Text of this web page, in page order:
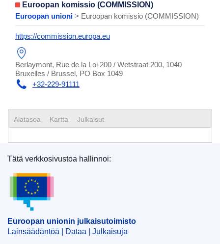
Euroopan komissio (COMMISSION)
Euroopan unioni > Euroopan komissio (COMMISSION)
https://commission.europa.eu
Berlaymont, Rue de la Loi 200 / Wetstraat 200, 1040
Bruxelles / Brussel, PO Box 1049
+32-229-91111
Alatasoa Kartta Julkaisut
Euroopan unionin julkaisutoimisto
Tätä verkkosivustoa hallinnoi:
Euroopan unionin julkaisutoimisto
Lainsäädäntöä | Dataa | Julkaisuja